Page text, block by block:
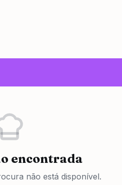
encontrada
não está disponível.